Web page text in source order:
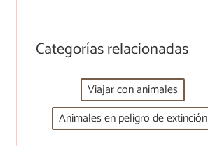
Categorías relacionadas
Viajar con animales
Animales en peligro de extinción